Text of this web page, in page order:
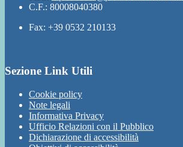
C.F.: 80008040380
Fax: +39 0532 210133
Sezione Link Utili
Cookie policy
Note legali
Informativa Privacy
Ufficio Relazioni con il Pubblico
Dichiarazione di accessibilità